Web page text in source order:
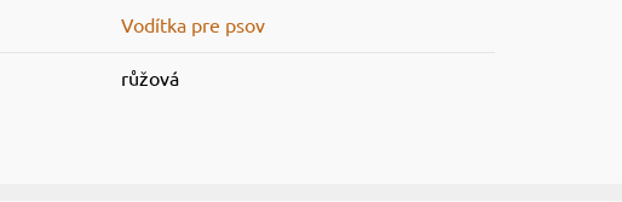
Vodítka pre psov
růžová